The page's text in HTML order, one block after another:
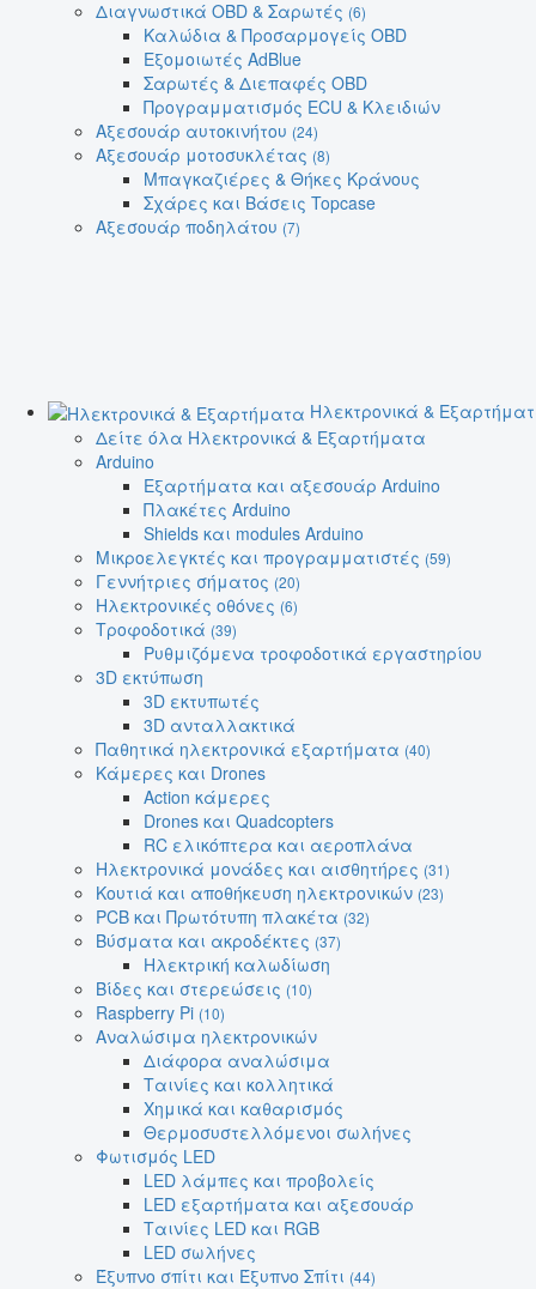
Διαγνωστικά OBD & Σαρωτές (6)
Καλώδια & Προσαρμογείς OBD
Εξομοιωτές AdBlue
Σαρωτές & Διεπαφές OBD
Προγραμματισμός ECU & Κλειδιών
Αξεσουάρ αυτοκινήτου (24)
Αξεσουάρ μοτοσυκλέτας (8)
Μπαγκαζιέρες & Θήκες Κράνους
Σχάρες και Βάσεις Topcase
Αξεσουάρ ποδηλάτου (7)
Ηλεκτρονικά &
Δείτε όλα Ηλεκτρονικά & Εξαρτήματα
Arduino
Εξαρτήματα και αξεσουάρ Arduino
Πλακέτες Arduino
Shields και modules Arduino
Μικροελεγκτές και προγραμματιστές (59)
Γεννήτριες σήματος (20)
Ηλεκτρονικές οθόνες (6)
Τροφοδοτικά (39)
Ρυθμιζόμενα τροφοδοτικά εργαστηρίου
3D εκτύπωση
3D εκτυπωτές
3D ανταλλακτικά
Παθητικά ηλεκτρονικά εξαρτήματα (40)
Κάμερες και Drones
Action κάμερες
Drones και Quadcopters
RC ελικόπτερα και αεροπλάνα
Ηλεκτρονικά μονάδες και αισθητήρες (31)
Κουτιά και αποθήκευση ηλεκτρονικών (23)
PCB και Πρωτότυπη πλακέτα (32)
Βύσματα και ακροδέκτες (37)
Ηλεκτρική καλωδίωση
Βίδες και στερεώσεις (10)
Raspberry Pi (10)
Αναλώσιμα ηλεκτρονικών
Διάφορα αναλώσιμα
Ταινίες και κολλητικά
Χημικά και καθαρισμός
Θερμοσυστελλόμενοι σωλήνες
Φωτισμός LED
LED λάμπες και προβολείς
LED εξαρτήματα και αξεσουάρ
Ταινίες LED και RGB
LED σωλήνες
Έξυπνο σπίτι και Έξυπνο Σπίτι (44)